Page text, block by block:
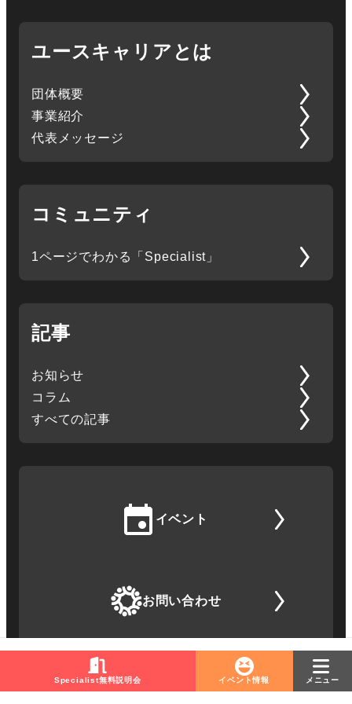
ユースキャリアとは
団体概要
事業紹介
代表メッセージ
コミュニティ
1ページでわかる「Specialist」
記事
お知らせ
コラム
すべての記事
イベント
お問い合わせ
Specialist無料説明会 イベント情報 メニュー